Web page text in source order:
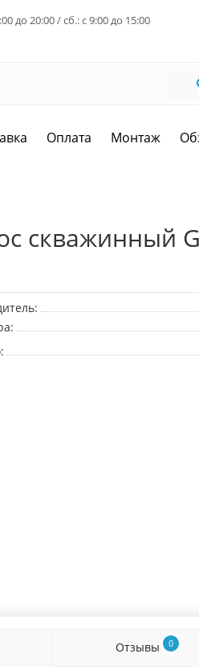
до 20:00 / сб.: с 9:00 до 15:00
Оплата Монтаж
скважинный
Отзывы 0